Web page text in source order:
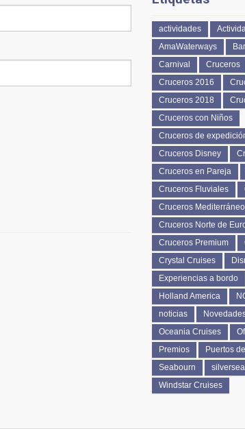
actividades
AmaWaterways
Carnival
Cruceros
Cruceros 2016
Cruceros 2018
Cruceros con Niños
Cruceros de
Cruceros Disney
Cruceros en Pareja
Cruceros Fluviales
Cruceros Mediterráneo
Cruceros Norte de
Cruceros Premium
Crystal Cruises
Experiencias a bordo
Holland America
noticias
Oceania Cruises
Premios
Puertos
Seabourn
silversea
Windstar Cruises